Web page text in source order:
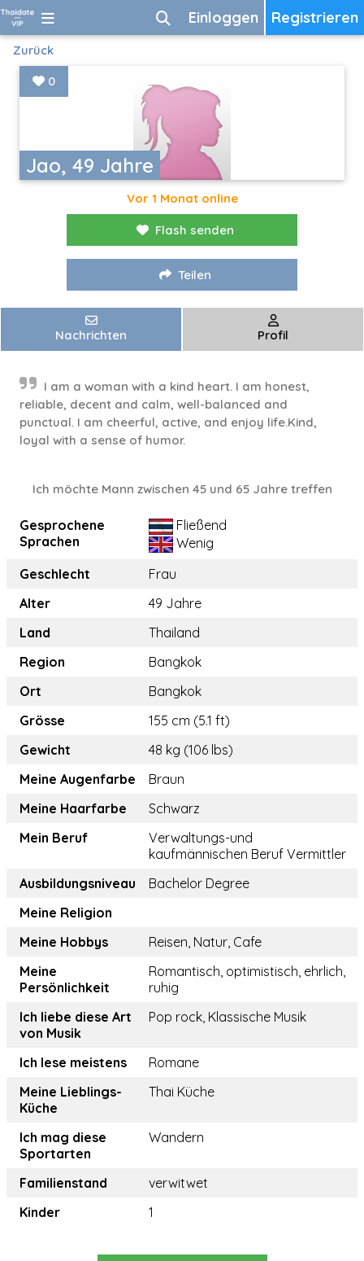
Registrieren
Einloggen
Zurück
Jao, 49 Jahre
0
Vor 1 Monat online
Flash senden
Teilen
Nachrichten Profil
I am a woman with a kind heart. I am honest,
reliable, decent and calm, well-balanced and
punctual. I am cheerful, active, and enjoy life.Kind,
loyal with a sense of humor.
Ich möchte Mann zwischen 45 und 65 Jahre treffen
Gesprochene
Sprachen
Fließend
Wenig
Geschlecht
Frau
Alter
49 Jahre
Land
Thailand
Region
Bangkok
Ort
Bangkok
Grösse
155 cm (5.1 ft)
Gewicht
48 kg (106 lbs)
Meine Augenfarbe
Braun
Meine Haarfarbe
Schwarz
Mein Beruf
Verwaltungs-und
kaufmännischen Beruf Vermittler
Ausbildungsniveau
Bachelor Degree
Meine Religion
Meine Hobbys
Reisen, Natur, Cafe
Meine
Persönlichkeit
Romantisch, optimistisch, ehrlich,
ruhig
Ich liebe diese Art
von Musik
Pop rock, Klassische Musik
Ich lese meistens
Romane
Meine Lieblings-
Küche
Thai Küche
Ich mag diese
Sportarten
Wandern
Familienstand
verwitwet
Kinder
1